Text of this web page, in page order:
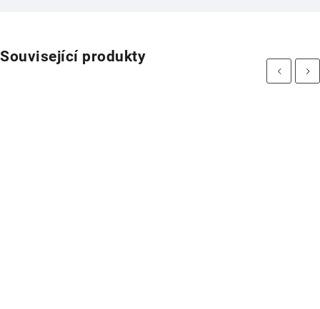
Související produkty
Previous Next